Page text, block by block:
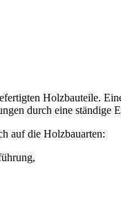
Holzbauteile.
durch eine ständige
auf die Holzbauarten: